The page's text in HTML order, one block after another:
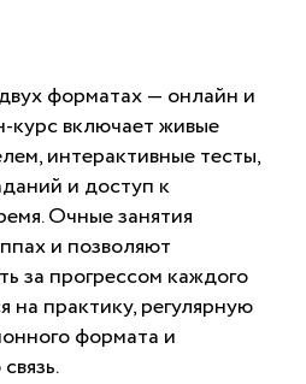
форматах — онлайн и
курс включает живые
интерактивные тесты,
и доступ к
Очные занятия
и позволяют
за прогрессом каждого
на практику, регулярную
формата и